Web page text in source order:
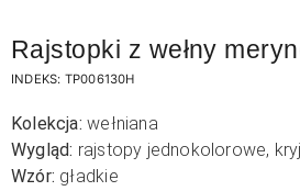
Rajstopki z wełny
INDEKS: TP006130H
Kolekcja: wełniana
Wygląd: rajstopy jednokolorowe,
Wzór: gładkie